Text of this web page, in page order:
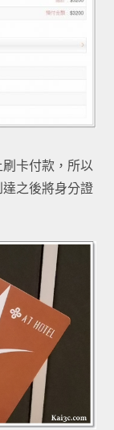
卡付款，所以
之後將身分證